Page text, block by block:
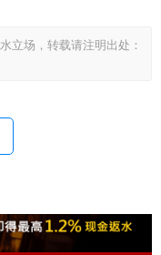
立场，转载请注明出处：